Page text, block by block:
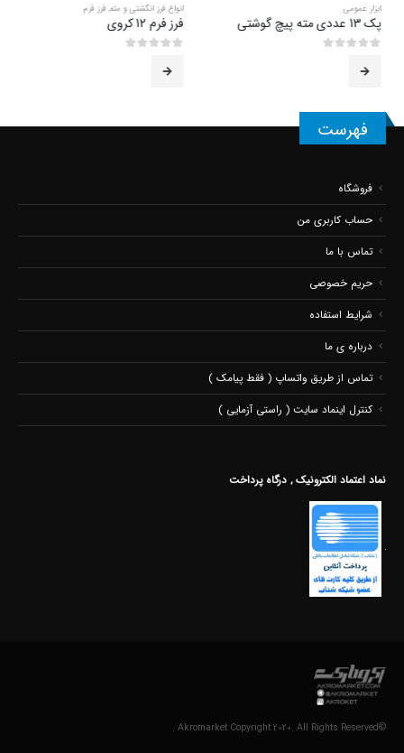
ابزار عمومی
پک 13 عددی مته پیچ گوشتی
انواع فرز انگشتی و مته,فرز فرم
فرز فرم 12 کروی
فهرست
فروشگاه
حساب کاربری من
تماس با ما
حریم خصوصی
شرایط استفاده
درباره ی ما
تماس از طریق واتساپ ( فقط پیامک )
کنترل اینماد سایت ( راستی آزمایی )
نماد اعتماد الکترونیک , درگاه پرداخت
©Akromarket Copyright 2020. All Rights Reserved .